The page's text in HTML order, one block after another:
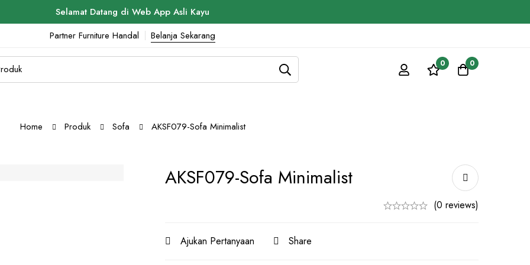
Selamat Datang di Web App Asli Kayu
Partner Furniture Handal
Belanja Sekarang
0 0
Home Produk Sofa AKSF079-Sofa Minimalist
AKSF079-Sofa Minimalist
(0 reviews)
Ajukan Pertanyaan Share